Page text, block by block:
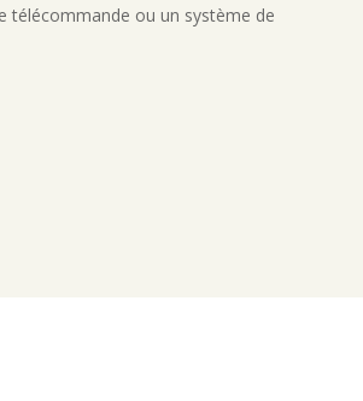
télécommande ou un système de